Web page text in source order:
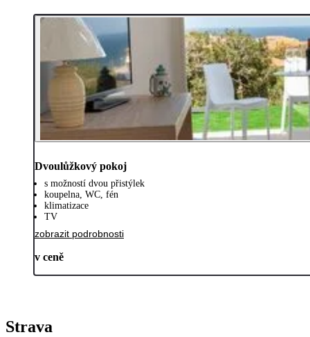
Dvoulůžkový pokoj
s možností dvou přistýlek
koupelna, WC, fén
klimatizace
TV
zobrazit podrobnosti
v ceně
Strava